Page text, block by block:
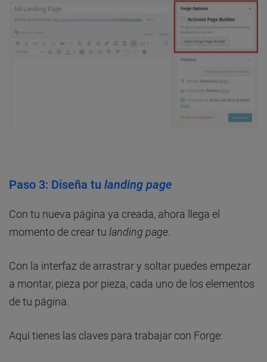
Paso 3: Diseña tu landing page
Con tu nueva página ya creada, ahora llega el
momento de crear tu landing page
Con la interfaz de arrastrar y soltar puedes empezar
a montar, pieza por pieza, cada uno de los elementos
de tu página.
Aquí tienes las claves para trabajar con Forge: